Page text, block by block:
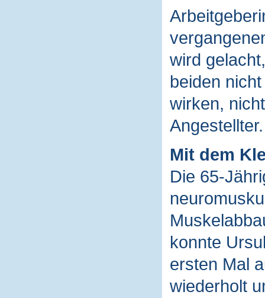
wird
beiden
wirken,
Angestellter.
Mit dem
Die 65-
konnte
ersten Mal
wiederholt